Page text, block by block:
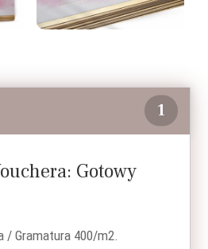
1
Gotowy
/ Gramatura 400/m2.